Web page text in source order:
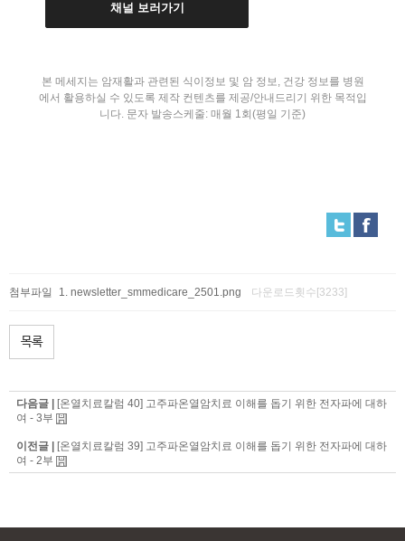
채널 보러가기
본 메세지는 암재활과 관련된 식이정보 및 암 정보, 건강 정보를 병원
에서 활용하실 수 있도록 제작 컨텐츠를 제공/안내드리기 위한 목적입
니다. 문자 발송스케줄: 매월 1회(평일 기준)
첨부파일 newsletter_smmedicare_2501.png 다운로드횟수[3233]
목록
다음글 |
[온열치료칼럼 40] 고주파온열암치료 이해를 돕기 위한 전자파에 대하
여 - 3부
이전글 |
[온열치료칼럼 39] 고주파온열암치료 이해를 돕기 위한 전자파에 대하
여 - 2부